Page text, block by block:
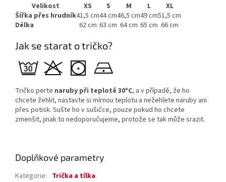
Velikost XS S M L
XL
Šířka přes hrudník41,5 cm44 cm46,5 cm49 cm51,5 cm
Délka
62 cm 63 cm 64 cm 65 cm 66 cm
Jak se starat o tričko?
Tričko perte naruby při teplotě 30ºC, a v případě, že ho
chcete žehlit, nastavte si mírnou teplotu a nežehlete naruby ani
přes potisk. Sušte ho v sušičce, pouze pokud ho chcete
zmenšit, jinak to nedoporučujeme, protože se tak může srazit.
Doplňkové parametry
Kategorie: Trička a tílka